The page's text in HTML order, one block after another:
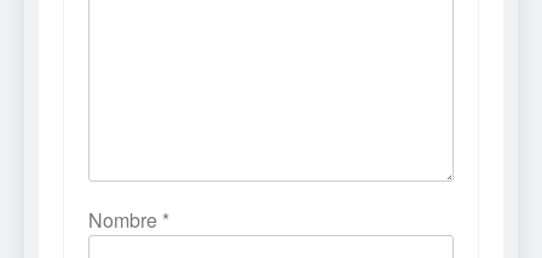
Nombre *